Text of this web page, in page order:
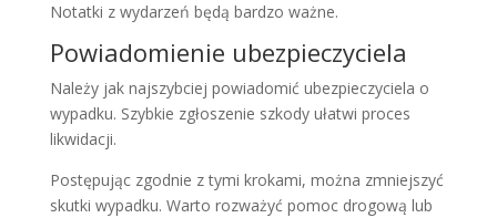
Notatki z wydarzeń będą bardzo ważne.
Powiadomienie ubezpieczyciela
Należy jak najszybciej powiadomić ubezpieczyciela o
wypadku. Szybkie zgłoszenie szkody ułatwi proces
likwidacji.
Postępując zgodnie z tymi krokami, można zmniejszyć
skutki wypadku. Warto rozważyć pomoc drogową lub